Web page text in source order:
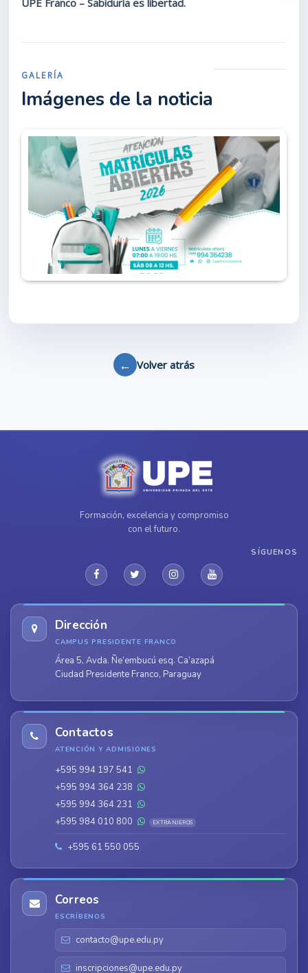
UPE Franco – Sabiduría es libertad.
GALERÍA
Imágenes de la noticia
← Volver atrás
Formación, excelencia y compromiso
con el futuro.
SÍGUENOS
Dirección
CAMPUS PRESIDENTE FRANCO
Área 5, Avda. Ñe’embucú esq. Ca’azapá
Ciudad Presidente Franco, Paraguay
Contactos
ATENCIÓN Y ADMISIONES
+595 994 197 541
+595 994 364 238
+595 994 364 231
+595 984 010 800
EXTRANJEROS
+595 61 550 055
Correos
ESCRÍBENOS
contacto@upe.edu.py
inscripciones@upe.edu.py